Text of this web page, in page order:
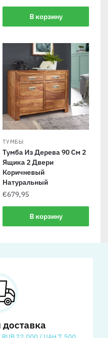
В корзину
ТУМБЫ
Тумба Из Дерева 90 См 2
Ящика 2 Двери
Коричневый
Натуральный
€679,95
В корзину